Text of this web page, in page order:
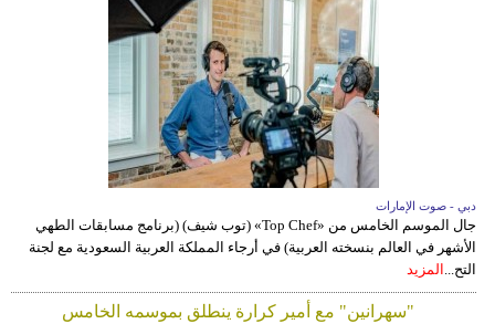
دبي - صوت الإمارات
جال الموسم الخامس من «Top Chef» (توب شيف) (برنامج مسابقات الطهي
الأشهر في العالم بنسخته العربية) في أرجاء المملكة العربية السعودية مع لجنة
التح... المزيد
"سهرانين" مع أمير كرارة ينطلق بموسمه الخامس